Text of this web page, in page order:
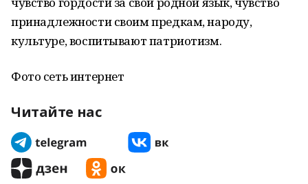
принадлежности своим предкам, народу,
культуре, воспитывают патриотизм.
Фото сеть интернет
Читайте нас